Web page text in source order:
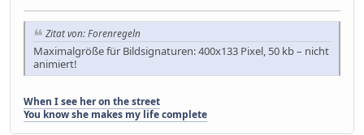
Zitat von: Forenregeln
Maximalgröße für Bildsignaturen: 400x133 Pixel, 50 kb – nicht
animiert!
When I see her on the street
You know she makes my life complete